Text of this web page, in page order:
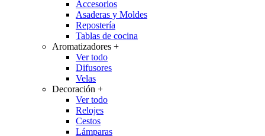
Accesorios
Asaderas y Moldes
Repostería
Tablas de cocina
Aromatizadores +
Ver todo
Difusores
Velas
Decoración +
Ver todo
Relojes
Cestos
Lámparas